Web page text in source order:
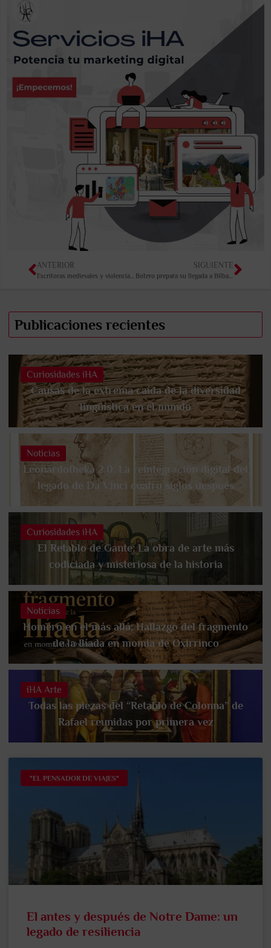
ANTERIOR
Escritoras medievales y violencia de genero…
SIGUIENTE
Botero prepara su llegada a Bilbao y Anacaona: El Fin de una Raza
Publicaciones recientes
Curiosidades iHA
Causas de la extrema caída de la diversidad
lingüística en el mundo
Noticias
Leonardotheka 2.0: La reintegración digital del
legado de Da Vinci cuatro siglos después
Curiosidades iHA
El Retablo de Gante: La obra de arte más
codiciada y misteriosa de la historia
Noticias
Homero en el más allá: Hallazgo del fragmento
de la Ilíada en momia de Oxirrinco
iHA Arte
Todas las piezas del “Retablo de Colonna” de
Rafael reunidas por primera vez
"EL PENSADOR DE VIAJES"
El antes y después de Notre Dame: un
legado de resiliencia